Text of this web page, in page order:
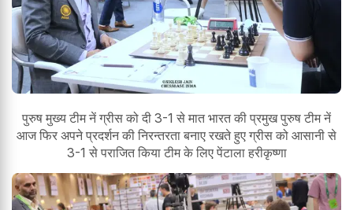
पुरुष मुख्य टीम नें ग्रीस को दी 3-1 से मात भारत की प्रमुख पुरुष टीम नें
आज फिर अपने प्रदर्शन की निरन्तरता बनाए रखते हुए ग्रीस को आसानी से
3-1 से पराजित किया टीम के लिए पेंटाला हरीकृष्णा